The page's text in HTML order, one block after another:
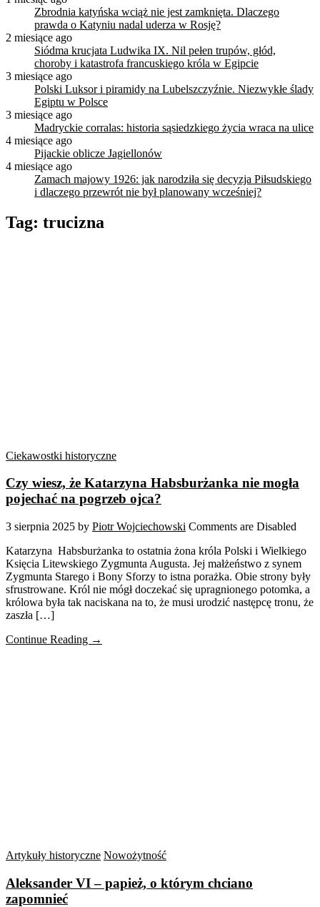
Zbrodnia katyńska wciąż nie jest zamknięta. Dlaczego
prawda o Katyniu nadal uderza w Rosję?
2 miesiące ago
Siódma krucjata Ludwika IX. Nil pełen trupów, głód,
choroby i katastrofa francuskiego króla w Egipcie
3 miesiące ago
Polski Luksor i piramidy na Lubelszczyźnie. Niezwykłe ślady
Egiptu w Polsce
3 miesiące ago
Madryckie corralas: historia sąsiedzkiego życia wraca na ulice
4 miesiące ago
Pijackie oblicze Jagiellonów
4 miesiące ago
Zamach majowy 1926: jak narodziła się decyzja Piłsudskiego
i dlaczego przewrót nie był planowany wcześniej?
Tag: trucizna
Ciekawostki historyczne
Czy wiesz, że Katarzyna Habsburżanka nie mogła
pojechać na pogrzeb ojca?
3 sierpnia 2025 by Piotr Wojciechowski Comments are Disabled
Katarzyna Habsburżanka to ostatnia żona króla Polski i Wielkiego
Księcia Litewskiego Zygmunta Augusta. Jej małżeństwo z synem
Zygmunta Starego i Bony Sforzy to istna porażka. Obie strony były
sfrustrowane. Król nie mógł doczekać się upragnionego potomka, a
królowa była tak naciskana na to, że musi urodzić następcę tronu, że
zaszła […]
Continue Reading →
Artykuły historyczne Nowożytność
Aleksander VI – papież, o którym chciano
zapomnieć